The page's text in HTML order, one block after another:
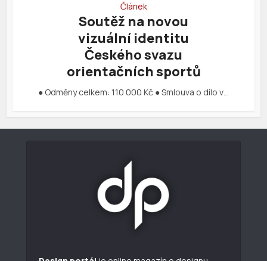
Článek
Soutěž na novou
vizuální identitu
Českého svazu
orientačních sportů
● Odměny celkem: 110 000 Kč ● Smlouva o dílo v…